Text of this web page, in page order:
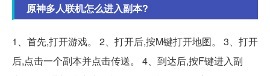
原神多人联机怎么进入副本?
1、首先,打开游戏。 2、打开后,按M键打开地图。 3、打开
后,点击一个副本并点击传送。 4、到达后,按F键进入副